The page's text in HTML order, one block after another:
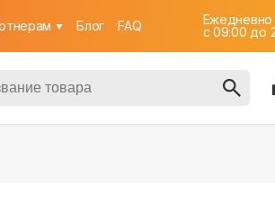
Блог FAQ
Ежедневно
c 09:00 до